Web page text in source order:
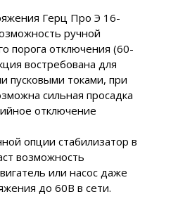
Герц Про Э 16-
ручной
порога отключения (60-
востребована для
пусковыми токами, при
сильная просадка
отключение
опции стабилизатор в
возможность
или насос даже
до 60В в сети.